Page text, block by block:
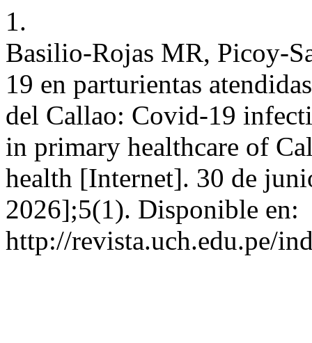
1.
Basilio-Rojas MR, Picoy-
19 en parturientas
del Callao: Covid-19
in primary healthcare of
health [Internet]. 30 de
2026];5(1). Disponible en:
http://revista.uch.edu.pe/